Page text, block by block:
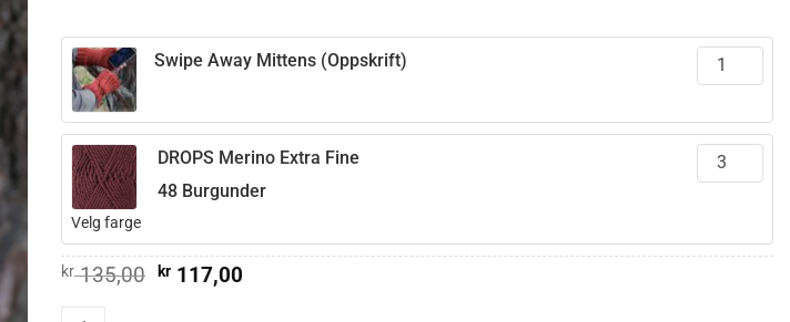
Swipe Away Mittens (Oppskrift)
Velg farge
DROPS Merino Extra Fine
48 Burgunder
kr135,00 Opprinnelig
kr117,00Nåværende
Swipe Away Mittens quantity